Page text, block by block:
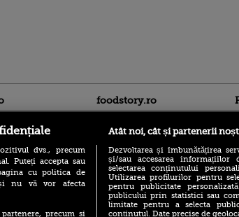
foodstory.ro
(P) Descoperă Lumea
Evenimentelor din România
dvs., precum
Puteți accepta sau
cu politica de
nu vă vor afecta
precum si
Atât noi, cât și partenerii
Dezvoltarea și îmbunătățirea
și/sau accesarea
selectarea conținutului
Utilizarea profilurilor pentru
pentru publicitate
publicului prin statistici sau
limitate pentru a selecta
conținutul. Date precise de